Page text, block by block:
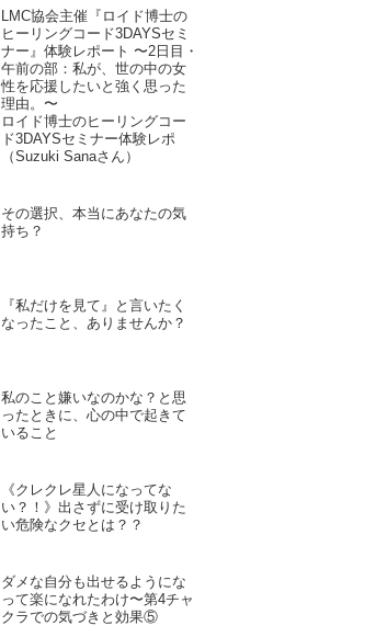
LMC協会主催『ロイド博士の
ヒーリングコード3DAYSセミ
ナー』体験レポート 〜2日目・
午前の部：私が、世の中の女
性を応援したいと強く思った
理由。〜
ロイド博士のヒーリングコー
ド3DAYSセミナー体験レポ
（Suzuki Sanaさん）
その選択、本当にあなたの気
持ち？
『私だけを見て』と言いたく
なったこと、ありませんか？
私のこと嫌いなのかな？と思
ったときに、心の中で起きて
いること
《クレクレ星人になってな
い？！》出さずに受け取りた
い危険なクセとは？？
ダメな自分も出せるようにな
って楽になれたわけ〜第4チャ
クラでの気づきと効果⑤